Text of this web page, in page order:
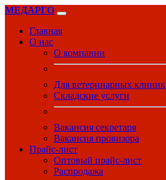
МЕДАРГО
Главная
О нас
О компании
Для ветеринарных клиник
Складские услуги
Вакансия секретаря
Вакансия провизора
Прайс-лист
Оптовый прайс-лист
Распродажа